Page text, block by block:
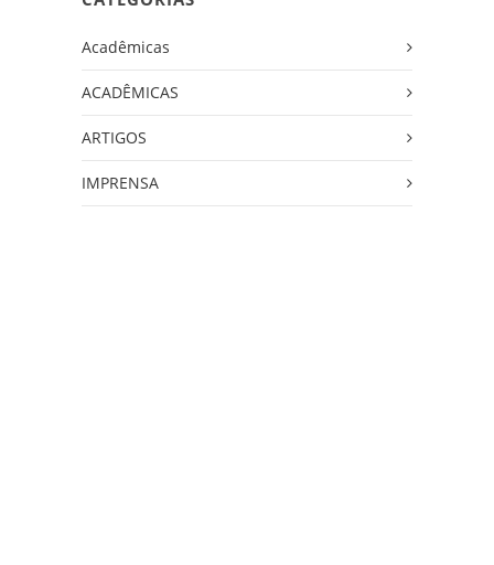
Acadêmicas
ACADÊMICAS
ARTIGOS
IMPRENSA